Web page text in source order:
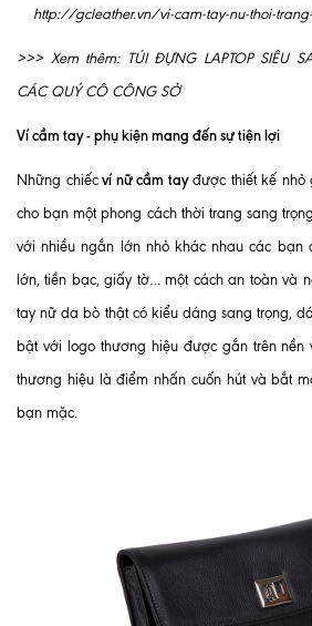
http://gcleather.vn/vi-cam-tay-nu-thoi-
>>> Xem thêm: TÚI ĐỰNG LAPTOP SIÊU
CÁC QUÝ CÔ CÔNG SỞ
Ví cầm tay - phụ kiện mang đến sự tiện lợi
Những chiếcví nữ cầm tayđược thiết kế nhỏ
cho bạn một phong cách thời trang sang
với nhiều ngắn lớn nhỏ khác nhau các bạn
lớn, tiền bạc, giấy tờ… một cách an toàn và
tay nữ da bò thật có kiểu dáng sang trọng,
bật với logo thương hiệu được gắn trên nền
thương hiệu là điểm nhấn cuốn hút và bắt
bạn mặc.